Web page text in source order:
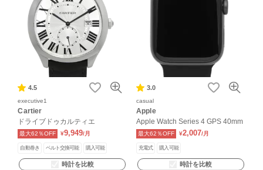
4.5
executive1
Cartier
ドライブドゥカルティエ
最大62％OFF ¥9,949/月
自動巻き ベルト交換可能 購入可能
時計を比較
3.0
casual
Apple
Apple Watch Series 4 GPS 40mm
最大62％OFF ¥2,007/月
充電式 購入可能
時計を比較